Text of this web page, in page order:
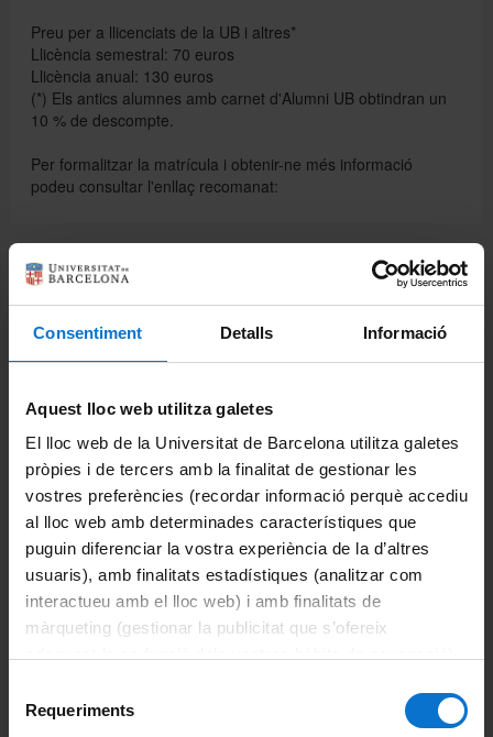
Consentiment Detalls Informació
Aquest lloc web utilitza galetes
El lloc web de la Universitat de Barcelona utilitza galetes
pròpies i de tercers amb la finalitat de gestionar les
vostres preferències (recordar informació perquè accediu
al lloc web amb determinades característiques que
puguin diferenciar la vostra experiència de la d’altres
usuaris), amb finalitats estadístiques (analitzar com
interactueu amb el lloc web) i amb finalitats de
màrqueting (gestionar la publicitat que s’ofereix
consultar laPolítica de galetes del lloc web de la
Requeriments
La Facultat
Preu per a llicenciats de la UB i altres*
Llicència semestral: 70 euros
Llicència anual: 130 euros
(*) Els antics alumnes amb carnet d'Alumni UB obtindran un
10 % de descompte.
Per formalitzar la matrícula i obtenir-ne més informació
podeu consultar l'enllaç recomanat:
Enllaç relacionat
Imprimeix
Portals i intranets
Portal d'estudiants
Intranet UB (PDI i PTGAS)
Campus Virtual
Alumni UB